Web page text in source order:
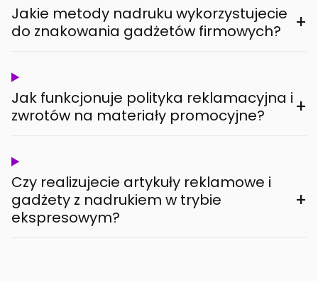
Jakie metody nadruku wykorzystujecie
do znakowania gadżetów firmowych?
+
Jak funkcjonuje polityka reklamacyjna i
zwrotów na materiały promocyjne?
+
Czy realizujecie artykuły reklamowe i
gadżety z nadrukiem w trybie
ekspresowym?
+